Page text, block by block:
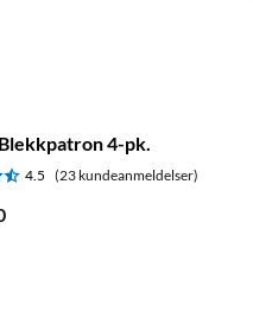
4-pk.
4.5 (23 kundeanmeldelser)